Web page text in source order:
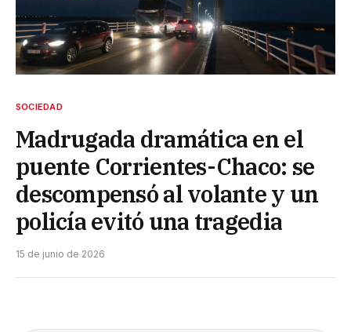
SOCIEDAD
Madrugada dramática en el
puente Corrientes-Chaco: se
descompensó al volante y un
policía evitó una tragedia
15 de junio de 2026